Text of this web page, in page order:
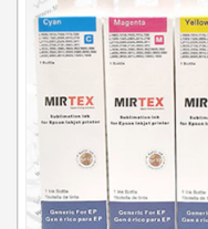
با
ما
محاشاپ